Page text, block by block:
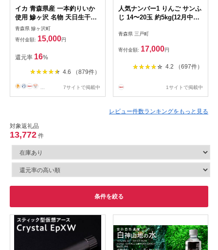
イカ 青森県産 一本釣りいか
使用 鰺ヶ沢 名物 天日生干し
イカ セット （900g以上4枚～
6枚入り） いか 干物 干物セ
ット 国産 するめ スルメ スル
メイカ 海鮮 魚介類 魚介 海産
物 ※ ご入
青森県 鰺ヶ沢町
寄付金額: 15,000円
還元率 16%
4.6 （879件）
7サイトで掲載中
人気ナンバー1 りんご サンふ
じ 14〜20玉 約5kg(12月中旬
青森県 三戸町
寄付金額: 17,000円
4.2 （697件）
1サイトで掲載中
レビュー件数ランキングをもっと見る
対象返礼品
13,772 件
条件を絞る